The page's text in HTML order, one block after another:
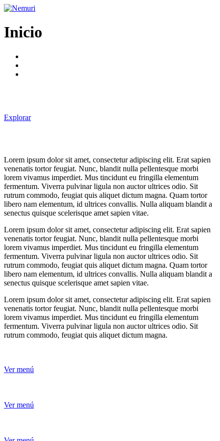
Ir
contenido
Inicio
Explorar
Lorem ipsum dolor sit amet, consectetur adipiscing elit. Erat sapien
venenatis tortor feugiat. Nunc, blandit nulla pellentesque morbi
lorem vivamus imperdiet. Mus tincidunt eu fringilla elementum
fermentum. Viverra pulvinar ligula non auctor ultrices odio. Sit
rutrum commodo, feugiat quis aliquet dictum magna. Quam tortor
libero nam elementum, id ultrices convallis. Nulla aliquam blandit a
senectus quisque scelerisque amet sapien vitae.
Lorem ipsum dolor sit amet, consectetur adipiscing elit. Erat sapien
venenatis tortor feugiat. Nunc, blandit nulla pellentesque morbi
lorem vivamus imperdiet. Mus tincidunt eu fringilla elementum
fermentum. Viverra pulvinar ligula non auctor ultrices odio. Sit
rutrum commodo, feugiat quis aliquet dictum magna. Quam tortor
libero nam elementum, id ultrices convallis. Nulla aliquam blandit a
senectus quisque scelerisque amet sapien vitae.
Lorem ipsum dolor sit amet, consectetur adipiscing elit. Erat sapien
venenatis tortor feugiat. Nunc, blandit nulla pellentesque morbi
lorem vivamus imperdiet. Mus tincidunt eu fringilla elementum
fermentum. Viverra pulvinar ligula non auctor ultrices odio. Sit
rutrum commodo, feugiat quis aliquet dictum magna.
Ver menú
Ver menú